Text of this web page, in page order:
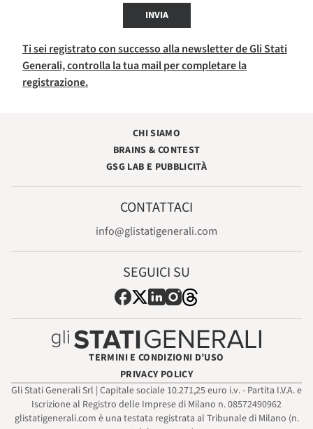
INVIA
Ti sei registrato con successo alla newsletter de Gli Stati
Generali, controlla la tua mail per completare la
registrazione.
CHI SIAMO
BRAINS & CONTEST
GSG LAB E PUBBLICITÀ
CONTATTACI
info@glistatigenerali.com
SEGUICI SU
TERMINI E CONDIZIONI D’USO
PRIVACY POLICY
Gli Stati Generali Srl | Capitale sociale 10.271,25 euro i.v. - Partita I.V.A. e
Iscrizione al Registro delle Imprese di Milano n. 08572490962
glistatigenerali.com è una testata registrata al Tribunale di Milano (n.